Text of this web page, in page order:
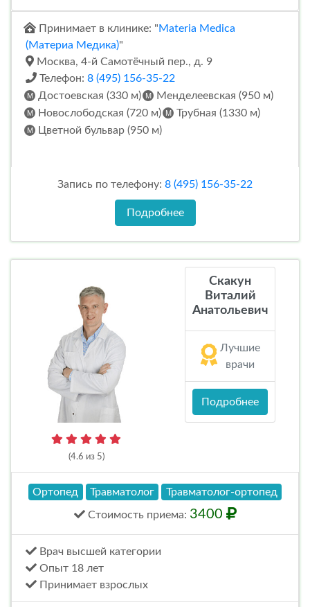
Принимает в клинике: "Materia Medica
(Материа Медика)"
Москва, 4-й Самотёчный пер., д. 9
Телефон: 8 (495) 156-35-22
Достоевская (330 м)
Менделеевская (950 м)
Новослободская (720 м)
Трубная (1330 м)
Цветной бульвар (950 м)
Запись по телефону: 8 (495) 156-35-22
Подробнее
(4.6 из 5)
Скакун
Виталий
Анатольевич
Лучшие
врачи
Подробнее
Ортопед Травматолог Травматолог-ортопед
Стоимость приема: 3400
Врач высшей категории
Опыт 18 лет
Принимает взрослых